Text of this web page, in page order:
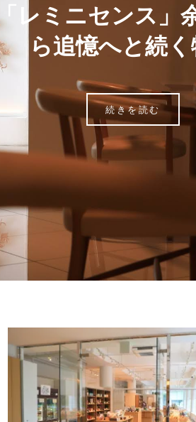
レミニセンス」
ら追憶へと続
続きを読む